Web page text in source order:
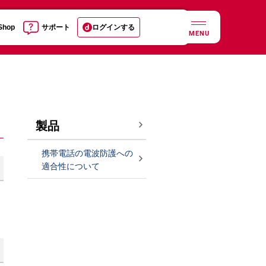
サポート ログインする
MENU
製品
携帯電話の電波防護への
適合性について